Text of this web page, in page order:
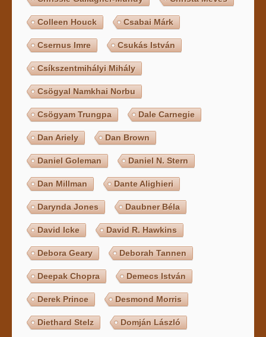
Colleen Houck Csabai Márk
Csernus Imre Csukás István
Csíkszentmihályi Mihály
Csögyal Namkhai Norbu
Csögyam Trungpa Dale Carnegie
Dan Ariely Dan Brown
Daniel Goleman Daniel N. Stern
Dan Millman Dante Alighieri
Darynda Jones Daubner Béla
David Icke David R. Hawkins
Debora Geary Deborah Tannen
Deepak Chopra Demecs István
Derek Prince Desmond Morris
Diethard Stelz Domján László